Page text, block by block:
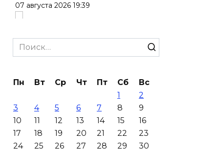
07 августа 2026 19:39
и турниры: как в Ростове
отметят День физкультурника
В Таганроге из-за аварии
отключили свет на четырех
улицах
07 августа 2026 18:42
Search
for:
Пн Вт Ср Чт Пт Сб
Вс
1
2
3
4 5 6 7 8
9
10
11 12 13 14 15
16
17
18 19 20 21 22
23
24
25 26 27 28 29
30